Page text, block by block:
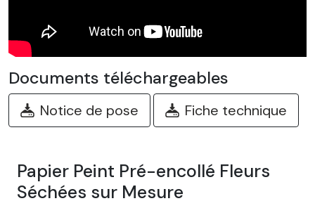
Documents téléchargeables
Notice de pose Fiche technique
Papier Peint Pré-encollé Fleurs
Séchées sur Mesure